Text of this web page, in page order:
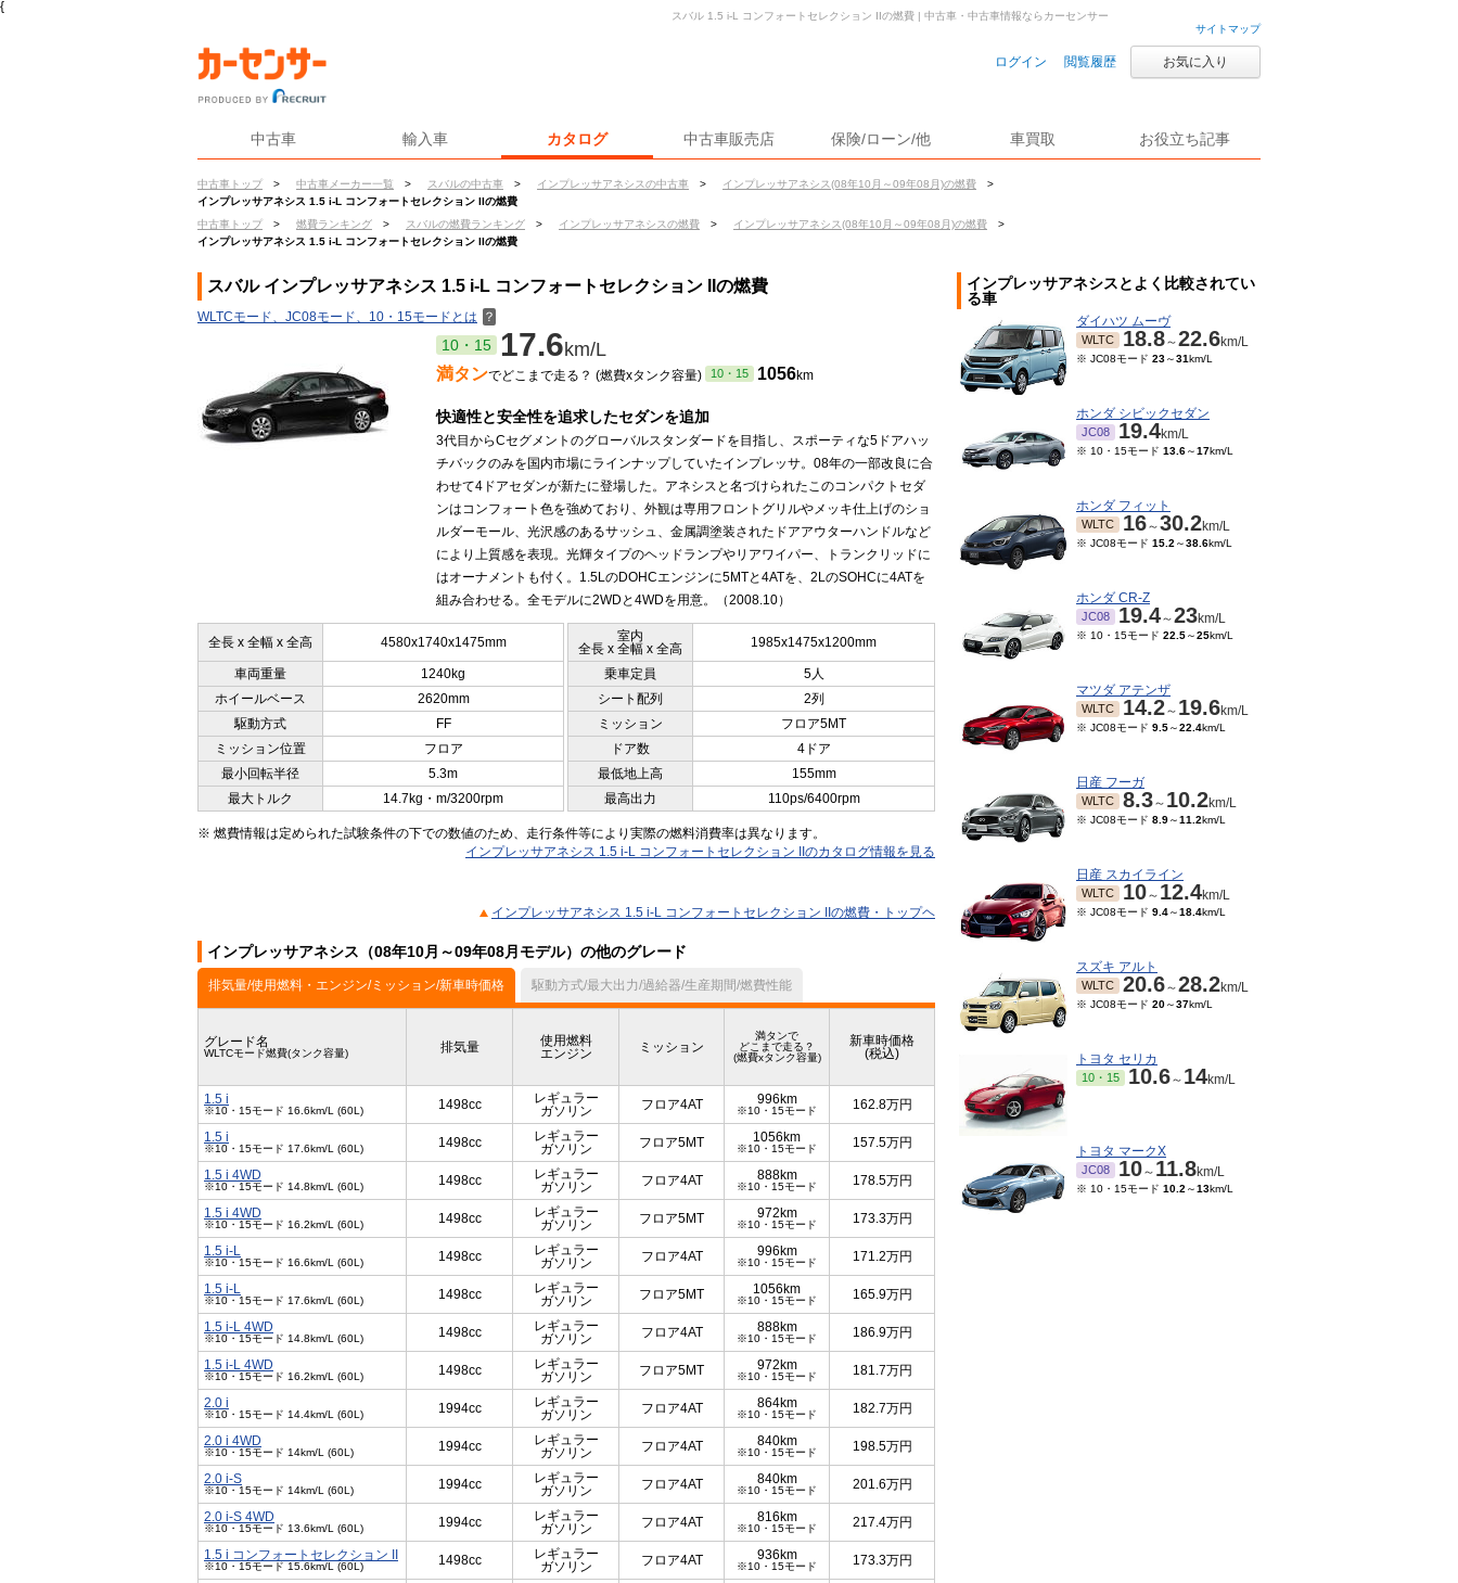
{
サイトマップ
ログイン 閲覧履歴 お気に入り
中古車 輸入車 カタログ 中古車販売店 保険/ローン/他 車買取 お役立ち記事
中古車トップ > 中古車メーカー一覧 > スバルの中古車 > インプレッサアネシスの中古車 > インプレッサアネシス(08年10月～09年08月)の燃費
>
インプレッサアネシス 1.5 i-L コンフォートセレクション IIの燃費
中古車トップ
> 燃費ランキング > スバルの燃費ランキング > インプレッサアネシスの燃費 > インプレッサアネシス(08年10月～09年08月)の燃費
>
インプレッサアネシス 1.5 i-L コンフォートセレクション IIの燃費
スバル 1.5 i-L コンフォートセレクション IIの燃費 | 中古車・中古車情報ならカーセンサー
スバル インプレッサアネシス 1.5 i-L コンフォートセレクション IIの燃費
WLTCモード、JC08モード、10・15モードとは ？
10・15 17.6km/L
満タンでどこまで走る？ (燃費xタンク容量) 10・15 1056km
快適性と安全性を追求したセダンを追加
3代目からCセグメントのグローバルスタンダードを目指し、スポーティな5ドアハッ
チバックのみを国内市場にラインナップしていたインプレッサ。08年の一部改良に合
わせて4ドアセダンが新たに登場した。アネシスと名づけられたこのコンパクトセダ
ンはコンフォート色を強めており、外観は専用フロントグリルやメッキ仕上げのショ
ルダーモール、光沢感のあるサッシュ、金属調塗装されたドアアウターハンドルなど
により上質感を表現。光輝タイプのヘッドランプやリアワイパー、トランクリッドに
はオーナメントも付く。1.5LのDOHCエンジンに5MTと4ATを、2LのSOHCに4ATを
組み合わせる。全モデルに2WDと4WDを用意。（2008.10）
全長 x 全幅 x 全高 4580x1740x1475mm
室内
全長 x 全幅 x 全高
1985x1475x1200mm
車両重量 1240kg 乗車定員
5人
ホイールベース
2620mm シート配列
2列
駆動方式
FF ミッション
フロア5MT
ミッション位置
フロア ドア数
4ドア
最小回転半径
5.3m 最低地上高
155mm
最大トルク
14.7kg・m/3200rpm 最高出力 110ps/6400rpm
※ 燃費情報は定められた試験条件の下での数値のため、走行条件等により実際の燃料消費率は異なります。
インプレッサアネシス 1.5 i-L コンフォートセレクション IIのカタログ情報を見る
インプレッサアネシス 1.5 i-L コンフォートセレクション IIの燃費・トップヘ
インプレッサアネシス（08年10月～09年08月モデル）の他のグレード
排気量/使用燃料・エンジン/ミッション/新車時価格 駆動方式/最大出力/過給器/生産期間/燃費性能
グレード名
WLTCモード燃費(タンク容量) 排気量
使用燃料
エンジン
ミッション
満タンで
どこまで走る？
(燃費xタンク容量)
新車時価格
(税込)
1.5 i
※10・15モード 16.6km/L (60L) 1498cc
レギュラー
ガソリン
フロア4AT 996km
※10・15モード 162.8万円
1.5 i
※10・15モード 17.6km/L (60L) 1498cc
レギュラー
ガソリン
フロア5MT 1056km
※10・15モード 157.5万円
1.5 i 4WD
※10・15モード 14.8km/L (60L) 1498cc
レギュラー
ガソリン
フロア4AT 888km
※10・15モード 178.5万円
1.5 i 4WD
※10・15モード 16.2km/L (60L) 1498cc
レギュラー
ガソリン
フロア5MT 972km
※10・15モード 173.3万円
1.5 i-L
※10・15モード 16.6km/L (60L) 1498cc
レギュラー
ガソリン
フロア4AT 996km
※10・15モード 171.2万円
1.5 i-L
※10・15モード 17.6km/L (60L) 1498cc
レギュラー
ガソリン
フロア5MT 1056km
※10・15モード 165.9万円
1.5 i-L 4WD
※10・15モード 14.8km/L (60L) 1498cc
レギュラー
ガソリン
フロア4AT 888km
※10・15モード 186.9万円
1.5 i-L 4WD
※10・15モード 16.2km/L (60L) 1498cc
レギュラー
ガソリン
フロア5MT 972km
※10・15モード 181.7万円
2.0 i
※10・15モード 14.4km/L (60L) 1994cc
レギュラー
ガソリン
フロア4AT 864km
※10・15モード 182.7万円
2.0 i 4WD
※10・15モード 14km/L (60L) 1994cc
レギュラー
ガソリン
フロア4AT 840km
※10・15モード 198.5万円
2.0 i-S
※10・15モード 14km/L (60L) 1994cc
レギュラー
ガソリン
フロア4AT 840km
※10・15モード 201.6万円
2.0 i-S 4WD
※10・15モード 13.6km/L (60L) 1994cc
レギュラー
ガソリン
フロア4AT 816km
※10・15モード 217.4万円
1.5 i コンフォートセレクション II
※10・15モード 15.6km/L (60L) 1498cc
レギュラー
ガソリン
フロア4AT 936km
※10・15モード 173.3万円
インプレッサアネシスとよく比較されてい
る車
ダイハツ ムーヴ
WLTC 18.8～22.6km/L
※ JC08モード 23～31km/L
ホンダ シビックセダン
JC08 19.4km/L
※ 10・15モード 13.6～17km/L
ホンダ フィット
WLTC 16～30.2km/L
※ JC08モード 15.2 ～38.6km/L
ホンダ CR-Z
JC08 19.4～23km/L
※ 10・15モード 22.5～25km/L
マツダ アテンザ
WLTC 14.2～ 19.6km/L
※ JC08モード 9.5～22.4km/L
日産 フーガ
WLTC 8.3～ 10.2km/L
※ JC08モード 8.9～11.2km/L
日産 スカイライン
WLTC 10～ 12.4km/L
※ JC08モード 9.4～18.4km/L
スズキ アルト
WLTC 20.6～28.2km/L
※ JC08モード 20～37km/L
トヨタ セリカ
10・15 10.6～ 14km/L
トヨタ マークX
JC08 10～ 11.8km/L
※ 10・15モード 10.2 ～13km/L